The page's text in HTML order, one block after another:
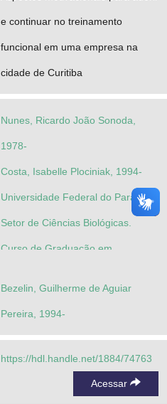
e continuar no treinamento
funcional em uma empresa na
cidade de Curitiba
Nunes, Ricardo João Sonoda,
1978-
Costa, Isabelle Plociniak, 1994-
Universidade Federal do Paraná.
Setor de Ciências Biológicas.
Curso de Graduação em
Bezelin, Guilherme de Aguiar
Pereira, 1994-
https://hdl.handle.net/1884/74763
Acessar